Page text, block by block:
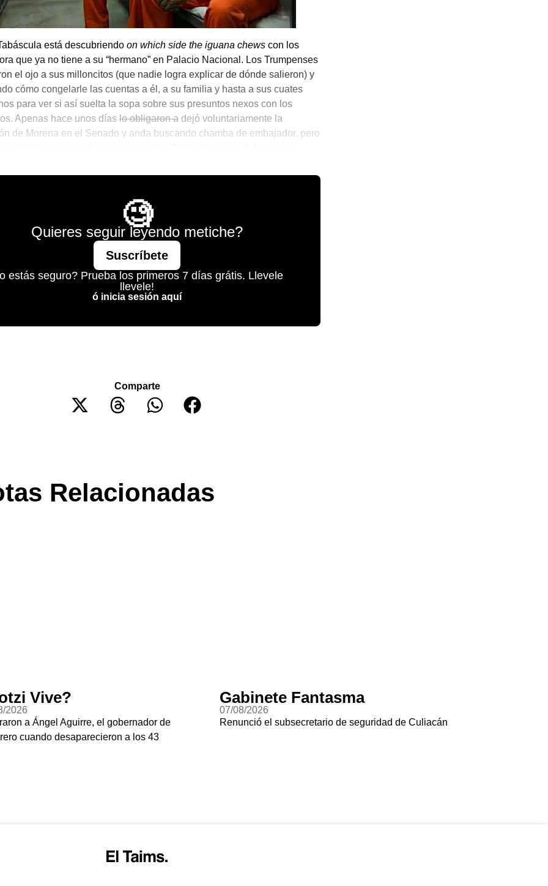
está descubriendo on which side the iguana chews con los
que ya no tiene a su “hermano” en Palacio Nacional. Los Trumpenses
el ojo a sus milloncitos (que nadie logra explicar de dónde salieron) y
cómo congelarle las cuentas a él, a su familia y hasta a sus cuates
para ver si así suelta la sopa sobre sus presuntos nexos con los
Apenas hace unos días lo obligaron a dejó voluntariamente la
de Morena en el Senado y anda buscando chamba de embajador, pero
🧐
Quieres seguir leyendo metiche?
Suscríbete
estás seguro? Prueba los primeros 7 días grátis. Llevele
llevele!
ó inicia sesión aquí
Comparte
Relacionadas
Vive?
2026
a Ángel Aguirre, el gobernador de
cuando desaparecieron a los 43
Gabinete Fantasma
07/08/2026
Renunció el subsecretario de seguridad de Culiacán